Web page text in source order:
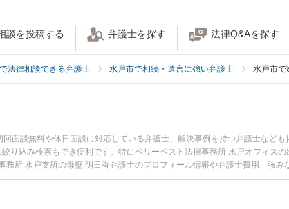
談を投稿する 弁護士を探す 法律Q&Aを探す
法律相談できる弁護士 水戸市で相続・遺言に強い弁護士 水戸市で
面談無料や休日面談に対応している弁護士、解決事例を持つ弁護士など
り込み検索もでき便利です。特にベリーベスト法律事務所 水戸オフィス
所 水戸支所の母壁 明日香弁護士のプロフィール情報や弁護士費用、強み
したい』『家族信託のトラブル解決の実績豊富な近くの弁護士を検索した
談者さんにおすすめです。